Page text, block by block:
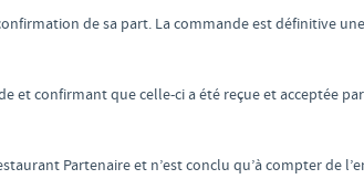
de sa part. La commande est définitive
et confirmant que celle-ci a été reçue et acceptée
Partenaire et n’est conclu qu’à compter de